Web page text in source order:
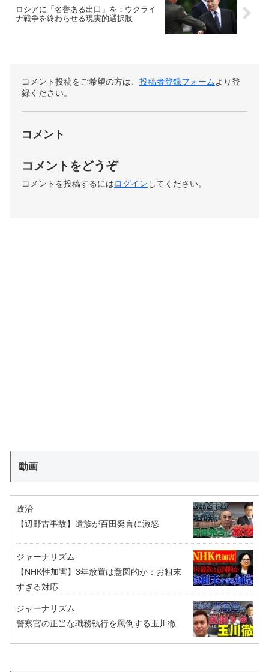
ロシアに「名誉ある出口」を：ウクライ
ナ戦争を終わらせる現実的選択肢
コメント投稿をご希望の方は、 投稿者登録フォーム より登
録ください。
コメント
コメントをどうぞ
コメントを投稿するにはログイン してください。
動画
政治
【辺野古事故】遺族が百田発言に激怒
ジャーナリズム
【NHK性加害】3年放置は意図的か：お粗末
すぎる対応
ジャーナリズム
警察官の正当な職務執行を罵倒する玉川徹